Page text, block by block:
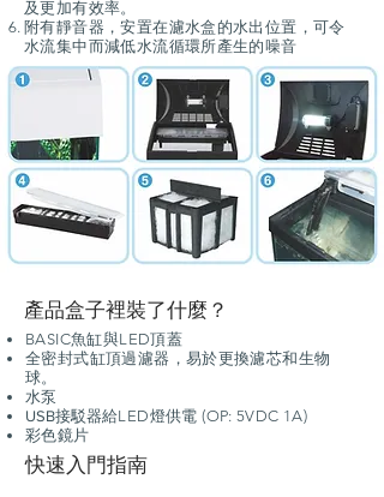
及更加有效率。
附有靜音器，安置在濾水盒的水出位置，可令
水流集中而減低水流循環所產生的噪音
產品盒子裡裝了什麼？
BASIC魚缸與LED頂蓋
全密封式缸頂過濾器，易於更換濾芯和生物
球。
水泵
USB接駁器給LED燈供電 (OP: 5VDC 1A)
彩色鏡片
快速入門指南